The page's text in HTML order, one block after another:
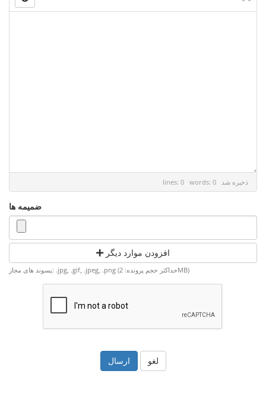
lines: 0 words: 0 ذخیره شد
ضمیمه ها
افزودن موارد دیگر
پسوند های مجاز: .jpg, .gif, .jpeg, .png (حداکثر حجم پرونده: 2MB)
لغو